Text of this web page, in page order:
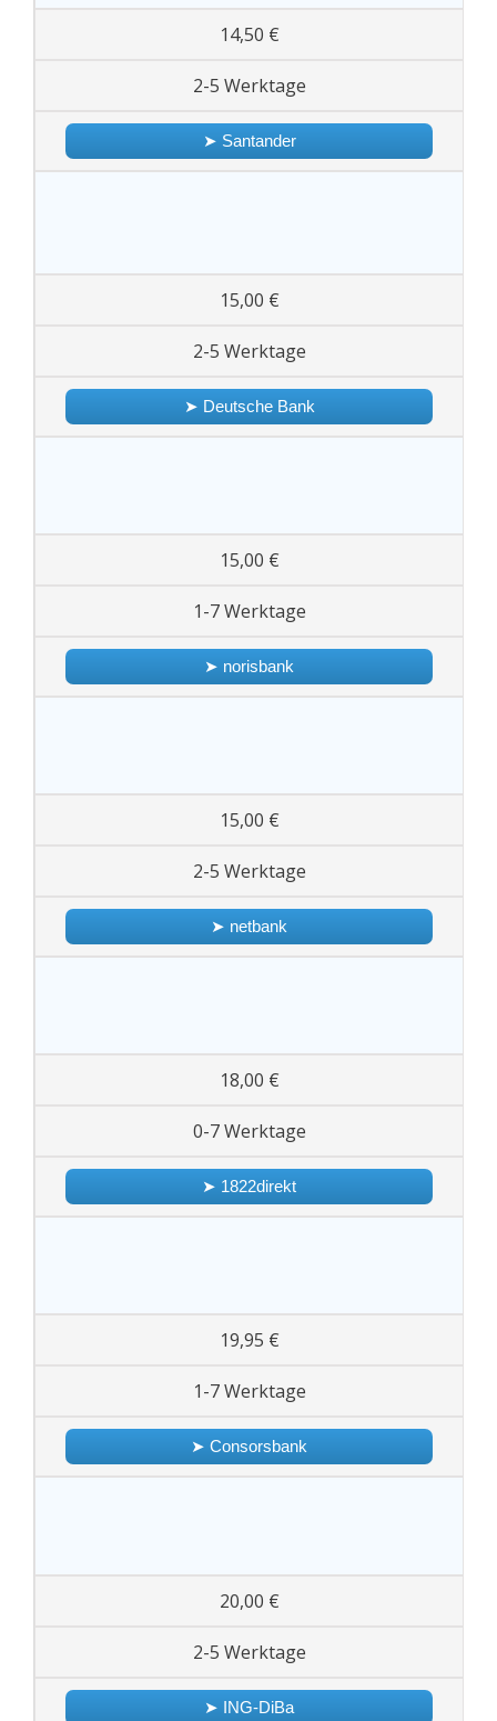
14,50 €
2-5 Werktage
➤ Santander
15,00 €
2-5 Werktage
➤ Deutsche Bank
15,00 €
1-7 Werktage
➤ norisbank
15,00 €
2-5 Werktage
➤ netbank
18,00 €
0-7 Werktage
➤ 1822direkt
19,95 €
1-7 Werktage
➤ Consorsbank
20,00 €
2-5 Werktage
➤ ING-DiBa